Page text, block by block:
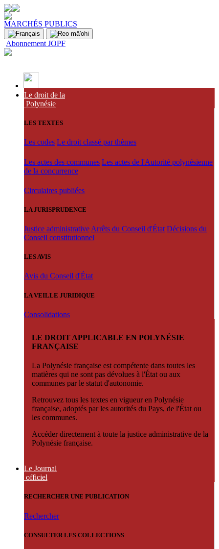
MARCHÉS PUBLICS
Abonnement JOPF
Le droit de la
Polynésie
LES TEXTES
Les codes Le droit classé par thèmes
Les actes des communes Les actes de l'Autorité polynésienne
de la concurrence
Circulaires publiées
LA JURISPRUDENCE
Justice administrative Arrêts du Conseil d'État Décisions du
Conseil constitutionnel
LES AVIS
Avis du Conseil d'État
LA VEILLE JURIDIQUE
Consolidations
LE DROIT APPLICABLE EN POLYNÉSIE
FRANÇAISE
La Polynésie française est compétente dans toutes les
matières qui ne sont pas dévolues à l'État ou aux
communes par le statut d'autonomie.
Retrouvez tous les textes en vigueur en Polynésie
française, adoptés par les autorités du Pays, de l'État ou
les communes.
Accéder directement à toute la justice administrative de la
Polynésie française.
Le Journal
officiel
RECHERCHER UNE PUBLICATION
Rechercher
CONSULTER LES COLLECTIONS